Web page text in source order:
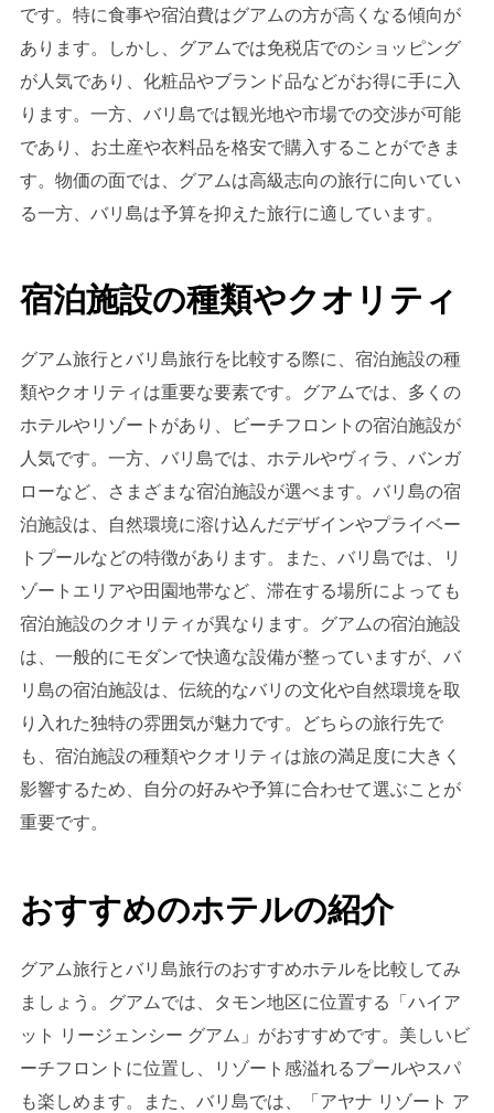
です。特に食事や宿泊費はグアムの方が高くなる傾向が
あります。しかし、グアムでは免税店でのショッピング
が人気であり、化粧品やブランド品などがお得に手に入
ります。一方、バリ島では観光地や市場での交渉が可能
であり、お土産や衣料品を格安で購入することができま
す。物価の面では、グアムは高級志向の旅行に向いてい
る一方、バリ島は予算を抑えた旅行に適しています。
宿泊施設の種類やクオリティ
グアム旅行とバリ島旅行を比較する際に、宿泊施設の種
類やクオリティは重要な要素です。グアムでは、多くの
ホテルやリゾートがあり、ビーチフロントの宿泊施設が
人気です。一方、バリ島では、ホテルやヴィラ、バンガ
ローなど、さまざまな宿泊施設が選べます。バリ島の宿
泊施設は、自然環境に溶け込んだデザインやプライベー
トプールなどの特徴があります。また、バリ島では、リ
ゾートエリアや田園地帯など、滞在する場所によっても
宿泊施設のクオリティが異なります。グアムの宿泊施設
は、一般的にモダンで快適な設備が整っていますが、バ
リ島の宿泊施設は、伝統的なバリの文化や自然環境を取
り入れた独特の雰囲気が魅力です。どちらの旅行先で
も、宿泊施設の種類やクオリティは旅の満足度に大きく
影響するため、自分の好みや予算に合わせて選ぶことが
重要です。
おすすめのホテルの紹介
グアム旅行とバリ島旅行のおすすめホテルを比較してみ
ましょう。グアムでは、タモン地区に位置する「ハイア
ット リージェンシー グアム」がおすすめです。美しいビ
ーチフロントに位置し、リゾート感溢れるプールやスパ
も楽しめます。また、バリ島では、「アヤナ リゾート ア